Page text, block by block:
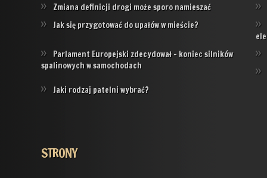
Zmiana definicji drogi może sporo namieszać
Jak się przygotować do upałów w mieście?
Parlament Europejski zdecydował – koniec silników
spalinowych w samochodach
Jaki rodzaj patelni wybrać?
STRONY